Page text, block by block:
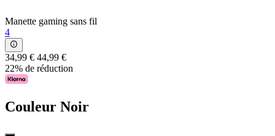
Manette gaming sans fil
4
34,99 € 44,99 €
22% de réduction
Couleur Noir